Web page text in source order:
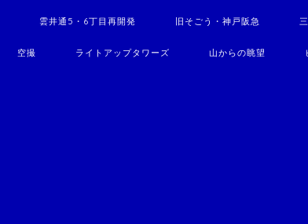
雲井通5・6丁目再開発 旧そごう・神戸阪急
空撮 ライトアップタワーズ 山からの眺望